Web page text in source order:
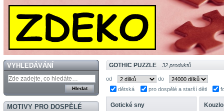
VYHLEDÁVÁNÍ
MOTIVY PRO DOSPĚLÉ
GOTHIC PUZZLE 32 produktů
od
do
dětská
pro dospělé a starší děti
Gotické sny Kouzlo